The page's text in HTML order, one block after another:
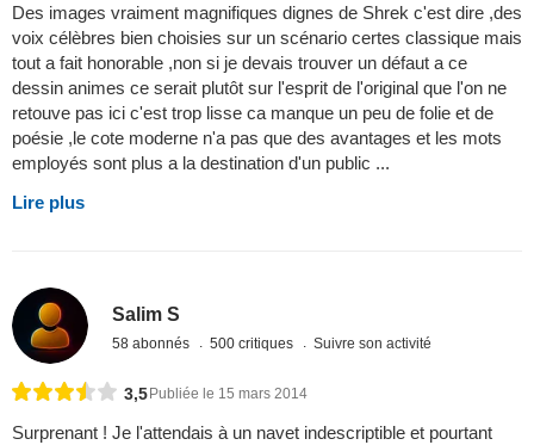
Des images vraiment magnifiques dignes de Shrek c'est dire ,des
voix célèbres bien choisies sur un scénario certes classique mais
tout a fait honorable ,non si je devais trouver un défaut a ce
dessin animes ce serait plutôt sur l'esprit de l'original que l'on ne
retouve pas ici c'est trop lisse ca manque un peu de folie et de
poésie ,le cote moderne n'a pas que des avantages et les mots
employés sont plus a la destination d'un public ...
Lire plus
Salim S
58 abonnés 500 critiques Suivre son activité
3,5Publiée le 15 mars 2014
Surprenant ! Je l'attendais à un navet indescriptible et pourtant